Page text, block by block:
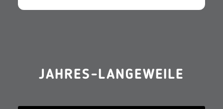
JAHRES-LANGEWEILE